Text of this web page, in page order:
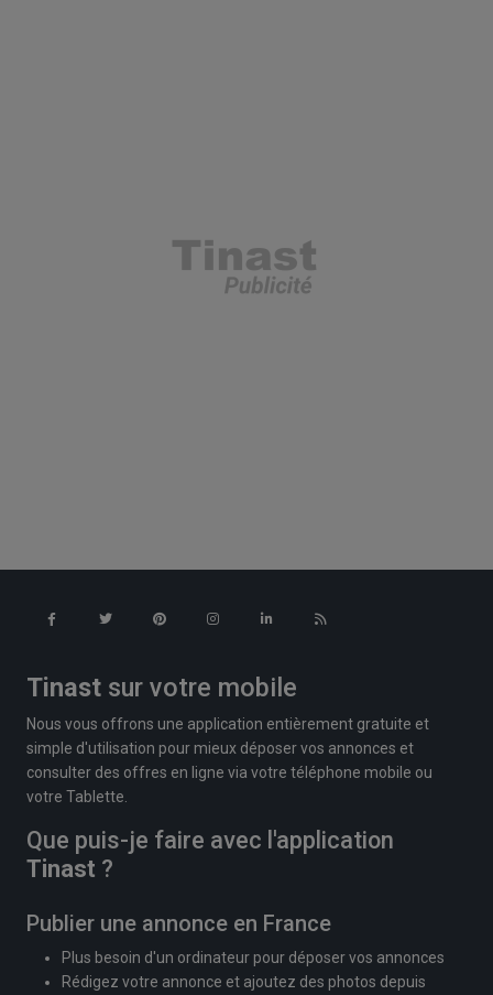
Tinast sur votre mobile
Nous vous offrons une application entièrement gratuite et
simple d'utilisation pour mieux déposer vos annonces et
consulter des offres en ligne via votre téléphone mobile ou
votre Tablette.
Que puis-je faire avec l'application
Tinast ?
Publier une annonce en France
Plus besoin d'un ordinateur pour déposer vos annonces
Rédigez votre annonce et ajoutez des photos depuis